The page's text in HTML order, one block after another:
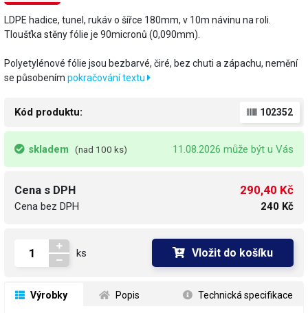
LDPE hadice, tunel, rukáv o šířce 180mm, v 10m návinu na roli.
Tloušťka stěny fólie je 90micronů (0,090mm).
​Polyetylénové fólie jsou bezbarvé, čiré, bez chuti a zápachu, nemění
se působením pokračování textu
Kód produktu: 102352
skladem (nad 100 ks) 11.08.2026 může být u Vás
Cena s DPH
Cena bez DPH
290,40 Kč
240 Kč
ks Vložit do košíku
Výrobky Popis Technická specifikace